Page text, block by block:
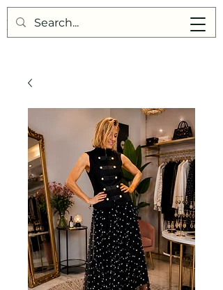
Points de Suture